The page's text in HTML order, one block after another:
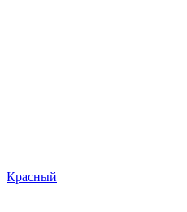
Красный